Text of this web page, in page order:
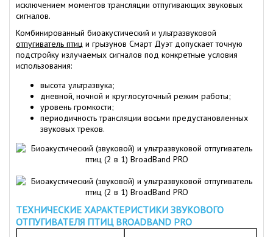
исключением моментов трансляции отпугивающих звуковых
сигналов.
Комбинированный биоакустический и ультразвуковой
отпугиватель птиц и грызунов Смарт Дуэт допускает точную
подстройку излучаемых сигналов под конкретные условия
использования:
высота ультразвука;
дневной, ночной и круглосуточный режим работы;
уровень громкости;
периодичность трансляции восьми предустановленных
звуковых треков.
ТЕХНИЧЕСКИЕ ХАРАКТЕРИСТИКИ ЗВУКОВОГО
ОТПУГИВАТЕЛЯ ПТИЦ BROADBAND PRO